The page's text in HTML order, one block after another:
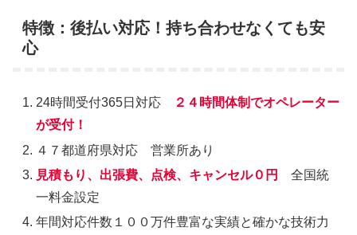
特徴：後払い対応！持ち合わせなくても安
心
24時間受付365日対応
２４時間体制でオペレーター
が受付！
４７都道府県対応 営業所あり
見積もり、出張費、点検、キャンセル０円
全国統
一料金設定
年間対応件数１００万件豊富な実績と確かな技術力